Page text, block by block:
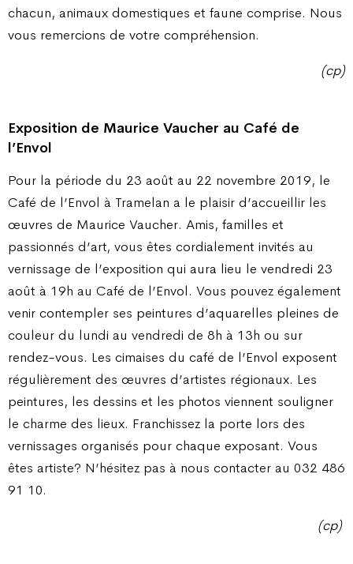
chacun, animaux domestiques et faune comprise. Nous
vous remercions de votre compréhension.
(cp)
Exposition de Maurice Vaucher au Café de
l’Envol
Pour la période du 23 août au 22 novembre 2019, le
Café de l’Envol à Tramelan a le plaisir d’accueillir les
œuvres de Maurice Vaucher. Amis, familles et
passionnés d’art, vous êtes cordialement invités au
vernissage de l’exposition qui aura lieu le vendredi 23
août à 19h au Café de l’Envol. Vous pouvez également
venir contempler ses peintures d’aquarelles pleines de
couleur du lundi au vendredi de 8h à 13h ou sur
rendez-vous. Les cimaises du café de l’Envol exposent
régulièrement des œuvres d’artistes régionaux. Les
peintures, les dessins et les photos viennent souligner
le charme des lieux. Franchissez la porte lors des
vernissages organisés pour chaque exposant. Vous
êtes artiste? N’hésitez pas à nous contacter au 032 486
91 10.
(cp)